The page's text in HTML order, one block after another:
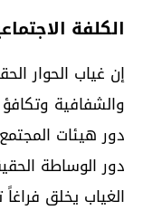
الكلفة
إن غياب الحوار
والشفافية
دور هيئات
دور الوساطة
الغياب يخلق